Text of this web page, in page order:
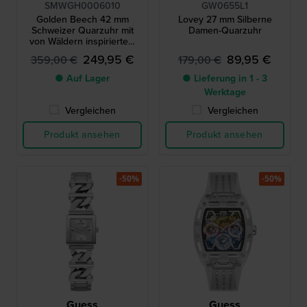
SMWGH0006010
Golden Beech 42 mm
Schweizer Quarzuhr mit
von Wäldern inspiriertem
Zifferblatt
359,00 € 249,95 €
● Auf Lager
Vergleichen
Produkt ansehen
GW0655L1
Lovey 27 mm Silberne
Damen-Quarzuhr
179,00 € 89,95 €
● Lieferung in 1 - 3
Werktage
Vergleichen
Produkt ansehen
-50% -50%